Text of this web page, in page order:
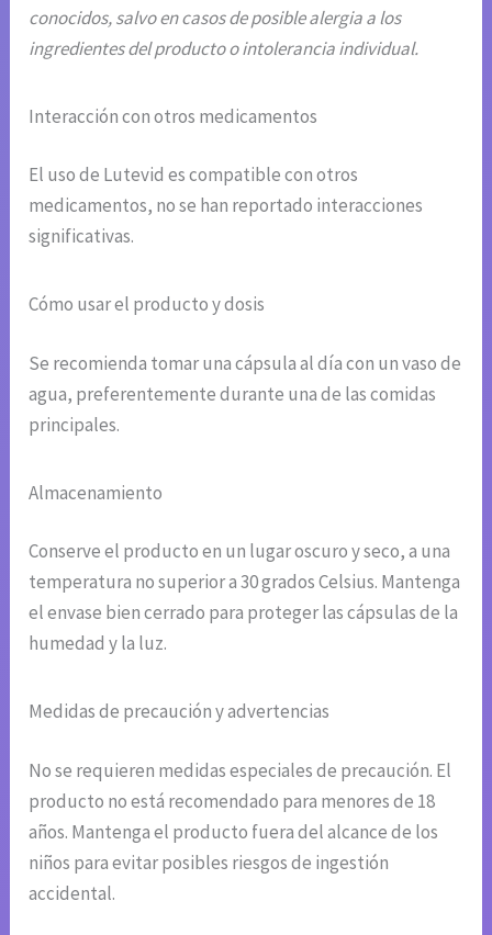
conocidos, salvo en casos de posible alergia a los
ingredientes del producto o intolerancia individual.
Interacción con otros medicamentos
El uso de Lutevid es compatible con otros
medicamentos, no se han reportado interacciones
significativas.
Cómo usar el producto y dosis
Se recomienda tomar una cápsula al día con un vaso de
agua, preferentemente durante una de las comidas
principales.
Almacenamiento
Conserve el producto en un lugar oscuro y seco, a una
temperatura no superior a 30 grados Celsius. Mantenga
el envase bien cerrado para proteger las cápsulas de la
humedad y la luz.
Medidas de precaución y advertencias
No se requieren medidas especiales de precaución. El
producto no está recomendado para menores de 18
años. Mantenga el producto fuera del alcance de los
niños para evitar posibles riesgos de ingestión
accidental.